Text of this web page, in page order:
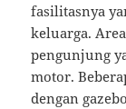
fasilitasnya
keluarga.
pengunjung
motor.
dengan